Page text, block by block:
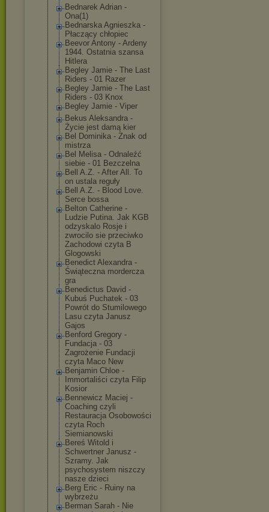
Bednarek Adrian -
Ona(1)
Bednarska Agnieszka -
Płaczący chłopiec
Beevor Antony - Ardeny
1944. Ostatnia szansa
Hitlera
Begley Jamie - The Last
Riders - 01 Razer
Begley Jamie - The Last
Riders - 03 Knox
Begley Jamie - Viper
Bekus Aleksandra -
Życie jest damą kier
Bel Dominika - Znak od
mistrza
Bel Melisa - Odnaleźć
siebie - 01 Bezczelna
Bell A.Z. - After All. To
on ustala reguły
Bell A.Z. - Blood Love.
Serce bossa
Belton Catherine -
Ludzie Putina. Jak KGB
odzyskalo Rosje i
zwrocilo sie przeciwko
Zachodowi czyta B
Glogowski
Benedict Alexandra -
Świąteczna mordercza
gra
Benedictus David -
Kubuś Puchatek - 03
Powrót do Stumilowego
Lasu czyta Janusz
Gajos
Benford Gregory -
Fundacja - 03
Zagrożenie Fundacji
czyta Maco New
Benjamin Chloe -
Immortaliści czyta Filip
Kosior
Bennewicz Maciej -
Coaching czyli
Restauracja Osobowości
czyta Roch
Siemianowski
Bereś Witold i
Schwertner Janusz -
Szramy. Jak
psychosystem niszczy
nasze dzieci
Berg Eric - Ruiny na
wybrzeżu
Berman Sarah - Nie